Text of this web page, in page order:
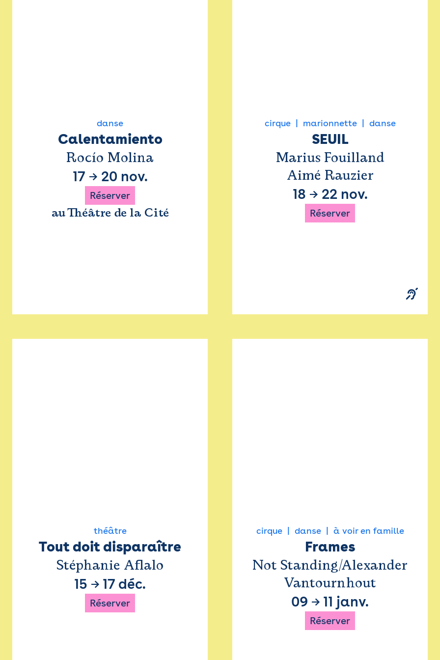
danse
Calentamiento
Rocío Molina
17 → 20 nov.
Réserver
au Théâtre de la Cité
cirque marionnette danse
SEUIL
Marius Fouilland
Aimé Rauzier
18 → 22 nov.
Réserver
théâtre
Tout doit disparaître
Stéphanie Aflalo
15 → 17 déc.
Réserver
cirque danse à voir en famille
Frames
Not Standing/Alexander
Vantournhout
09 → 11 janv.
Réserver